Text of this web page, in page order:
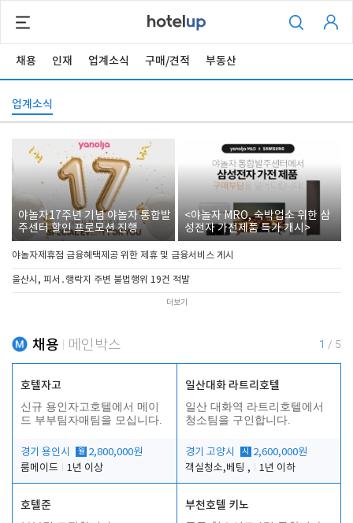
채용 인재 업계소식 구매/견적 부동산
업계소식
야놀자17주년 기념 야놀자 통합발
주센터 할인 프로모션 진행
<야놀자 MRO, 숙박업소 위한 삼
성전자 가전제품 특가 개시>
야놀자제휴점 금융혜택제공 위한 제휴 및 금융서비스 게시
울산시, 피서․행락지 주변 불법행위 19건 적발
더보기
채용 메인박스 1 / 5
호텔자고
신규 용인자고호텔에서 메이
드 부부팀자매팀을 모십니다.
경기 용인시 월 2,800,000원
룸메이드
1년 이상
일산대화 라트리호텔
일산 대화역 라트리호텔에서
청소팀을 구인합니다.
경기 고양시 시
2,600,000원
객실청소,베팅 ,
1년 이하
호텔준 부천호텔 키노